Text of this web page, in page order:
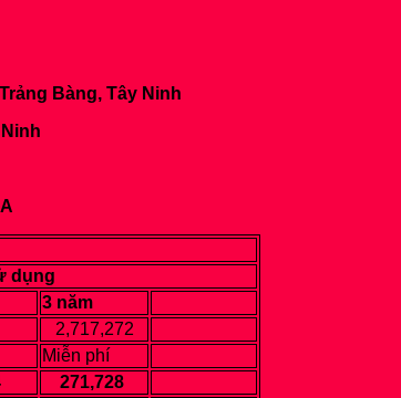
Bàng, Tây Ninh
dụng
3 năm
2,717,272
Miễn phí
271,728